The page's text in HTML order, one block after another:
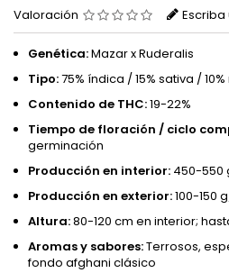
Valoración
Genética:Mazar x Ruderalis
Tipo:75% índica / 15% sativa /
Contenido de THC:19-22%
Tiempo de floración / ciclo
germinación
Producción en interior: 450-550
Producción en exterior:100-150
Altura:80-120 cm en interior;
Aromas y sabores:Terrosos,
fondo afghani clásico